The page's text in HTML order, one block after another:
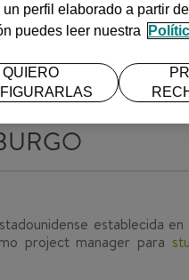
establecida
project manager para
un perfil elaborado a partir
puedes leer nuestra
QUIERO